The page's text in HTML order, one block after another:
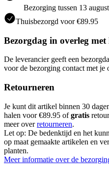
Bezorging tussen 13
Thuisbezorgd voor €89.95
Bezorgdag in overleg met
De leverancier geeft een
voor de bezorging contact met je
Retourneren
Je kunt dit artikel binnen 30
halen voor €89.95 ofgratis
meer overretourneren.
Let op: De bedenktijd en het
op maat gemaakte artikelen en
planten.
Meer informatie over de